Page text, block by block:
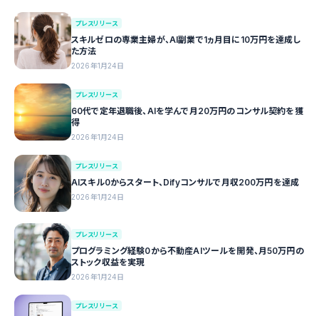
プレスリリース
スキルゼロの専業主婦が、AI副業で1ヵ月目に10万円を達成し
た方法
2026年1月24日
プレスリリース
60代で定年退職後、AIを学んで月20万円のコンサル契約を獲
得
2026年1月24日
プレスリリース
AIスキル0からスタート、Difyコンサルで月収200万円を達成
2026年1月24日
プレスリリース
プログラミング経験0から不動産AIツールを開発、月50万円の
ストック収益を実現
2026年1月24日
プレスリリース